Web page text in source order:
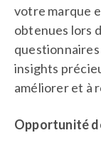
votre marque
obtenues lors
insights
améliorer et à
Opportunité